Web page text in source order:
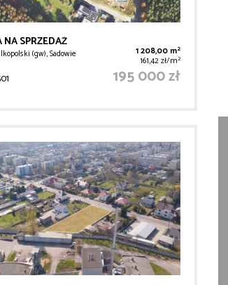
SPRZEDAŻ
(gw), Sadowie 1 208,00 m2
161,42 zł/m2
195 000 zł